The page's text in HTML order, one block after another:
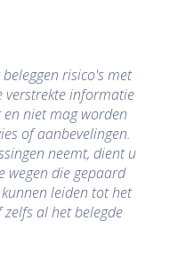
risico's met
verstrekte informatie
niet mag worden
of aanbevelingen.
neemt, dient u
wegen die gepaard
leiden tot het
al het belegde